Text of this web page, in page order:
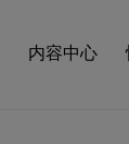
内容中心